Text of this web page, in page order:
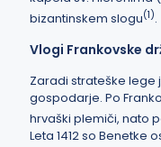
bizantinskem slogu(1).
Vlogi Frankovske
Zaradi strateške lege
gospodarje. Po
hrvaški plemiči, nato
Leta 1412 so Benetke